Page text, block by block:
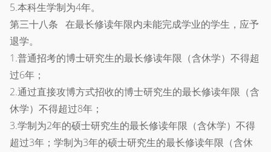
5.本科生学制为4年。
第三十八条 在最长修读年限内未能完成学业的学生，应予
退学。
1.普通招考的博士研究生的最长修读年限（含休学）不得超
过6年；
2.通过直接攻博方式招收的博士研究生的最长修读年限（含
休学）不得超过8年；
3.学制为2年的硕士研究生的最长修读年限（含休学）不得
超过3年；学制为3年的硕士研究生的最长修读年限（含休